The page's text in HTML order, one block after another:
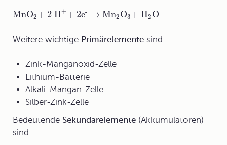
MnO2+ 2 H++ 2e- → Mn2O3+ H2O
Weitere wichtige Primärelemente sind:
Zink-Manganoxid-Zelle
Lithium-Batterie
Alkali-Mangan-Zelle
Silber-Zink-Zelle
Bedeutende Sekundärelemente (Akkumulatoren)
sind: